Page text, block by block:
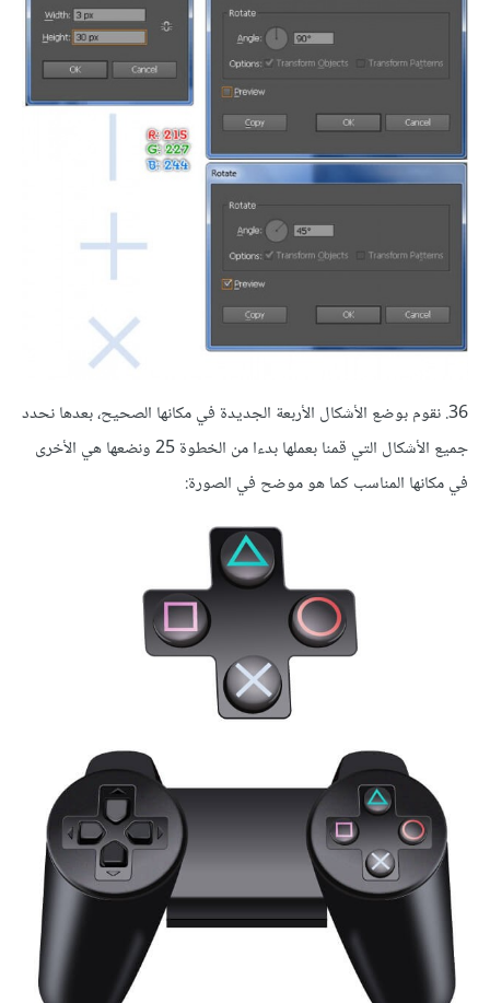
36. نقوم بوضع الأشكال الأربعة الجديدة في مكانها الصحيح، بعدها نحدد
جميع الأشكال التي قمنا بعملها بدءا من الخطوة 25 ونضعها هي الأخرى
في مكانها المناسب كما هو موضح في الصورة: